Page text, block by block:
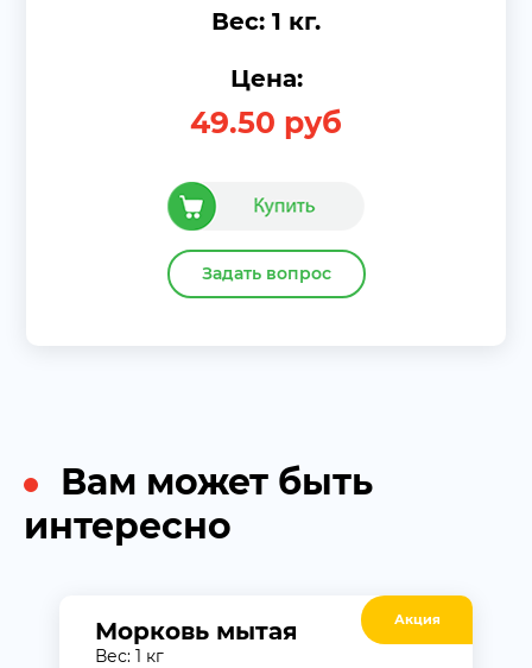
Вес: 1 кг.
Цена:
49.50 руб
Задать вопрос
Вам может быть
интересно
Акция
Морковь мытая
Вес: 1 кг